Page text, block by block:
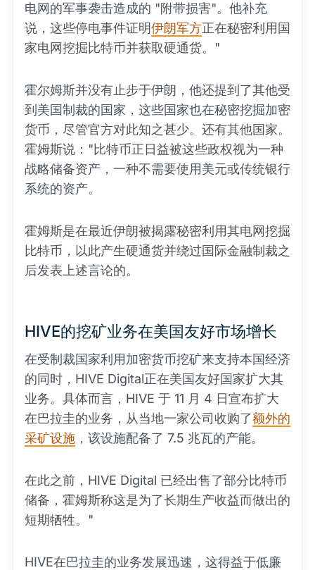
电网的军事袭击造成的 "附带损害"。他补充
说，这些停电事件证明伊朗军方正在秘密利用国
家电网挖掘比特币并获取硬通货。"
霍尔姆斯并没有止步于伊朗，他还提到了其他受
到美国制裁的国家，这些国家也在秘密挖掘加密
货币，尽管官方对此知之甚少。还有其他国家。
霍姆斯说："比特币正日益被这些政权视为一种
战略储备资产，一种不需要使用美元或传统银行
系统的资产。
霍姆斯是在最近伊朗被揭露秘密利用其电网挖掘
比特币，以此产生硬通货并绕过国际金融制裁之
后发表上述言论的。
HIVE的挖矿业务在美国友好市场增长
在受制裁国家利用加密货币挖矿来支持本国经济
的同时，HIVE Digital正在美国友好国家扩大其
业务。具体而言，HIVE 于 11 月 4 日宣布扩大
在巴拉圭的业务，从当地一家公司收购了额外的
采矿设施 ，该设施配备了 7.5 兆瓦的产能。
在此之前，HIVE Digital 已经出售了部分比特币
储备，霍姆斯称这是为了长期生产收益而做出的
短期牺牲。"
HIVE在巴拉圭的业务发展迅速，这得益于低廉